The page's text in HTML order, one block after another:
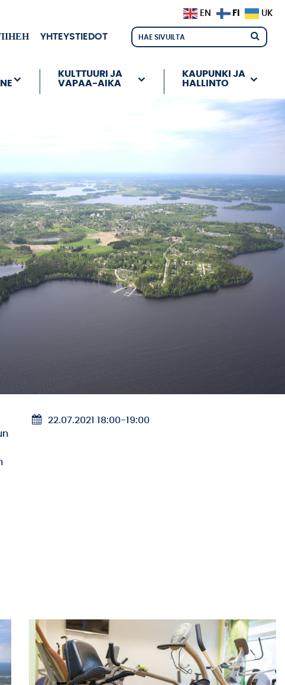
YHTEYSTIEDOT
KULTTUURI JA
VAPAA-AIKA
KAUPUNKI JA
HALLINTO
22.07.2021 18:00-19:00
EN FI UK